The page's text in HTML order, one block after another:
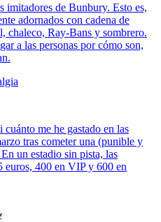
de Bunbury. Esto es,
adornados con cadena de
chaleco, Ray-Bans y sombrero.
a las personas por cómo son,
me he gastado en las
tras cometer una (punible y
un estadio sin pista, las
euros, 400 en VIP y 600 en